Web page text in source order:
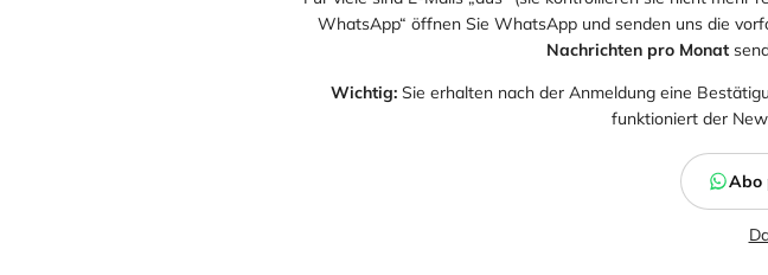
WhatsApp“ öffnen Sie WhatsApp und senden uns die
Nachrichten pro Monat
Wichtig:Sie erhalten nach der Anmeldung eine
funktioniert der
Abo